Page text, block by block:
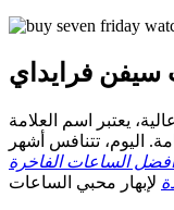
فرايداي
يعتبر اسم العلامة
اليوم، تتنافس أشهر
أفضل الساعات الفاخرة